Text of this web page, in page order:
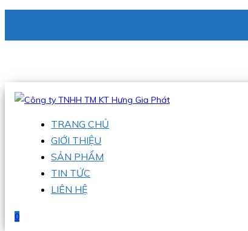
Hotline:0938 336 079
TRANG CHỦ
GIỚI THIỆU
SẢN PHẨM
TIN TỨC
LIÊN HỆ
0